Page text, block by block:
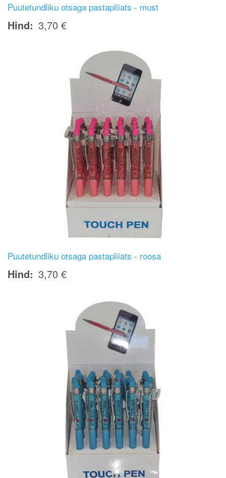
Puutetundliku otsaga pastapliiats - must
Hind 3,70 €
Puutetundliku otsaga pastapliiats - roosa
Hind 3,70 €